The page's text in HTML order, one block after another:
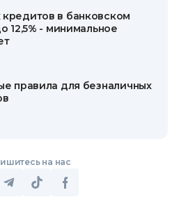
в банковском
12,5% - минимальное
правила для безналичных
на нас